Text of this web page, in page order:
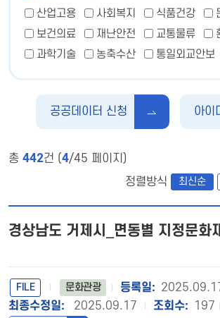
산업고용
사회복지 식품건강
보건의료
재난안전 교통물류
과학기술
농축수산 통일외교안보
공공데이터 신청 아이
총 442건 (4/45 페이지)
정렬방식
최신순
경상남도 거제시_면동별 지정문화
FILE 문화관광
2025.09.17
197